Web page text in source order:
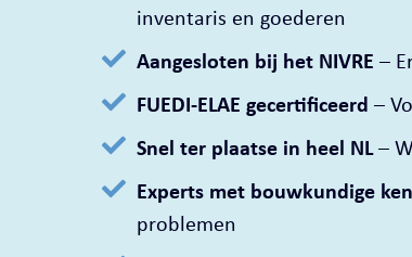
inventaris en goederen
Aangesloten bij het NIVRE –
FUEDI-ELAE gecertificeerd –
Snel ter plaatse in heel NL–
Experts met bouwkundige
problemen